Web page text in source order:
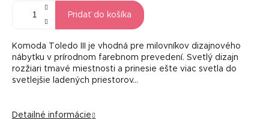
Pridať do košíka
Komoda Toledo III je vhodná pre milovníkov dizajnového
nábytku v prírodnom farebnom prevedení. Svetlý dizajn
rozžiari tmavé miestnosti a prinesie ešte viac svetla do
svetlejšie ladených priestorov...
Detailné informácie